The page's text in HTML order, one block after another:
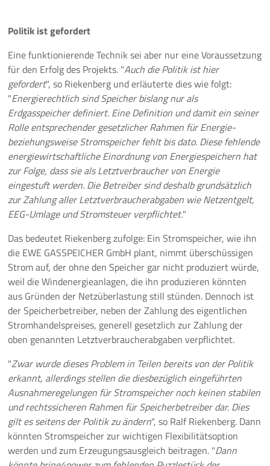
Politik ist gefordert
Eine funktionierende Technik sei aber nur eine Voraussetzung
für den Erfolg des Projekts. "Auch die Politik ist hier
gefordert", so Riekenberg und erläuterte dies wie folgt:
"Energierechtlich sind Speicher bislang nur als
Erdgasspeicher definiert. Eine Definition und damit ein seiner
Rolle entsprechender gesetzlicher Rahmen für Energie-
beziehungsweise Stromspeicher fehlt bis dato. Diese fehlende
energiewirtschaftliche Einordnung von Energiespeichern hat
zur Folge, dass sie als Letztverbraucher von Energie
eingestuft werden. Die Betreiber sind deshalb grundsätzlich
zur Zahlung aller Letztverbraucherabgaben wie Netzentgelt,
EEG-Umlage und Stromsteuer verpflichtet."
Das bedeutet Riekenberg zufolge: Ein Stromspeicher, wie ihn
die EWE GASSPEICHER GmbH plant, nimmt überschüssigen
Strom auf, der ohne den Speicher gar nicht produziert würde,
weil die Windenergieanlagen, die ihn produzieren könnten
aus Gründen der Netzüberlastung still stünden. Dennoch ist
der Speicherbetreiber, neben der Zahlung des eigentlichen
Stromhandelspreises, generell gesetzlich zur Zahlung der
oben genannten Letztverbraucherabgaben verpflichtet.
"Zwar wurde dieses Problem in Teilen bereits von der Politik
erkannt, allerdings stellen die diesbezüglich eingeführten
Ausnahmeregelungen für Stromspeicher noch keinen stabilen
und rechtssicheren Rahmen für Speicherbetreiber dar. Dies
gilt es seitens der Politik zu ändern", so Ralf Riekenberg. Dann
könnten Stromspeicher zur wichtigen Flexibilitätsoption
werden und zum Erzeugungsausgleich beitragen. "Dann